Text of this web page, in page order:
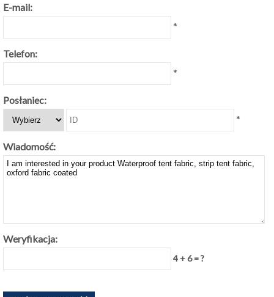
E-mail:
*
Telefon:
*
Posłaniec:
*
Wiadomość:
Weryfikacja:
4 + 6 = ?